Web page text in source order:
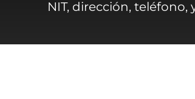
NIT, dirección,